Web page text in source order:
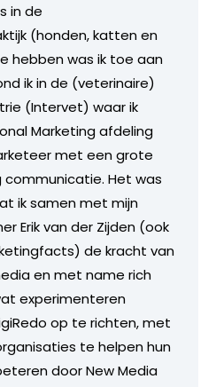
in de
(honden, katten en
hebben was ik toe aan
ik in de (veterinaire)
(Intervet) waar ik
Marketing afdeling
met een grote
Het was
ik samen met mijn
Erik van der Zijden (ook
de kracht van
en met name rich
experimenteren
op te richten, met
te helpen hun
door New Media